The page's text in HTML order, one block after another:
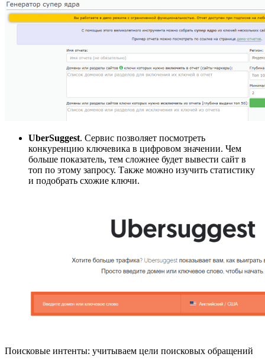
UberSuggest. Сервис позволяет посмотреть
конкуренцию ключевика в цифровом значении. Чем
больше показатель, тем сложнее будет вывести сайт в
топ по этому запросу. Также можно изучить статистику
и подобрать схожие ключи.
Поисковые интенты: учитываем цели поисковых обращений